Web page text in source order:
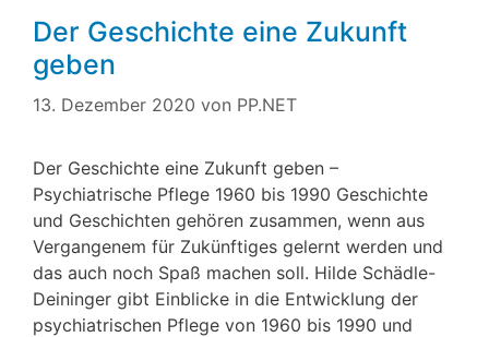
Der Geschichte eine Zukunft
geben
13. Dezember 2020 von PP.NET
Der Geschichte eine Zukunft geben –
Psychiatrische Pflege 1960 bis 1990 Geschichte
und Geschichten gehören zusammen, wenn aus
Vergangenem für Zukünftiges gelernt werden und
das auch noch Spaß machen soll. Hilde Schädle-
Deininger gibt Einblicke in die Entwicklung der
psychiatrischen Pflege von 1960 bis 1990 und